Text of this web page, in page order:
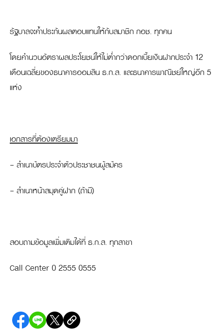
รัฐบาลจะค้ำประกันผลตอบแทนให้กับสมาชิก กอช. ทุกคน
โดยคำนวนอัตราผลประโยชน์ให้ไม่ต่ำกว่าดอกเบี้ยเงินฝากประจำ 12
เดือนเฉลี่ยของธนาคารออมสิน ธ.ก.ส. และธนาคารพาณิชย์ใหญ่อีก 5
แห่ง
เอกสารที่ต้องเตรียมมา
- สำเนาบัตรประจำตัวประชาชนผู้สมัคร
- สำเนาหน้าสมุดคู่ฝาก (ถ้ามี)
สอบถามข้อมูลเพิ่มเติมได้ที่ ธ.ก.ส. ทุกสาขา
Call Center 0 2555 0555